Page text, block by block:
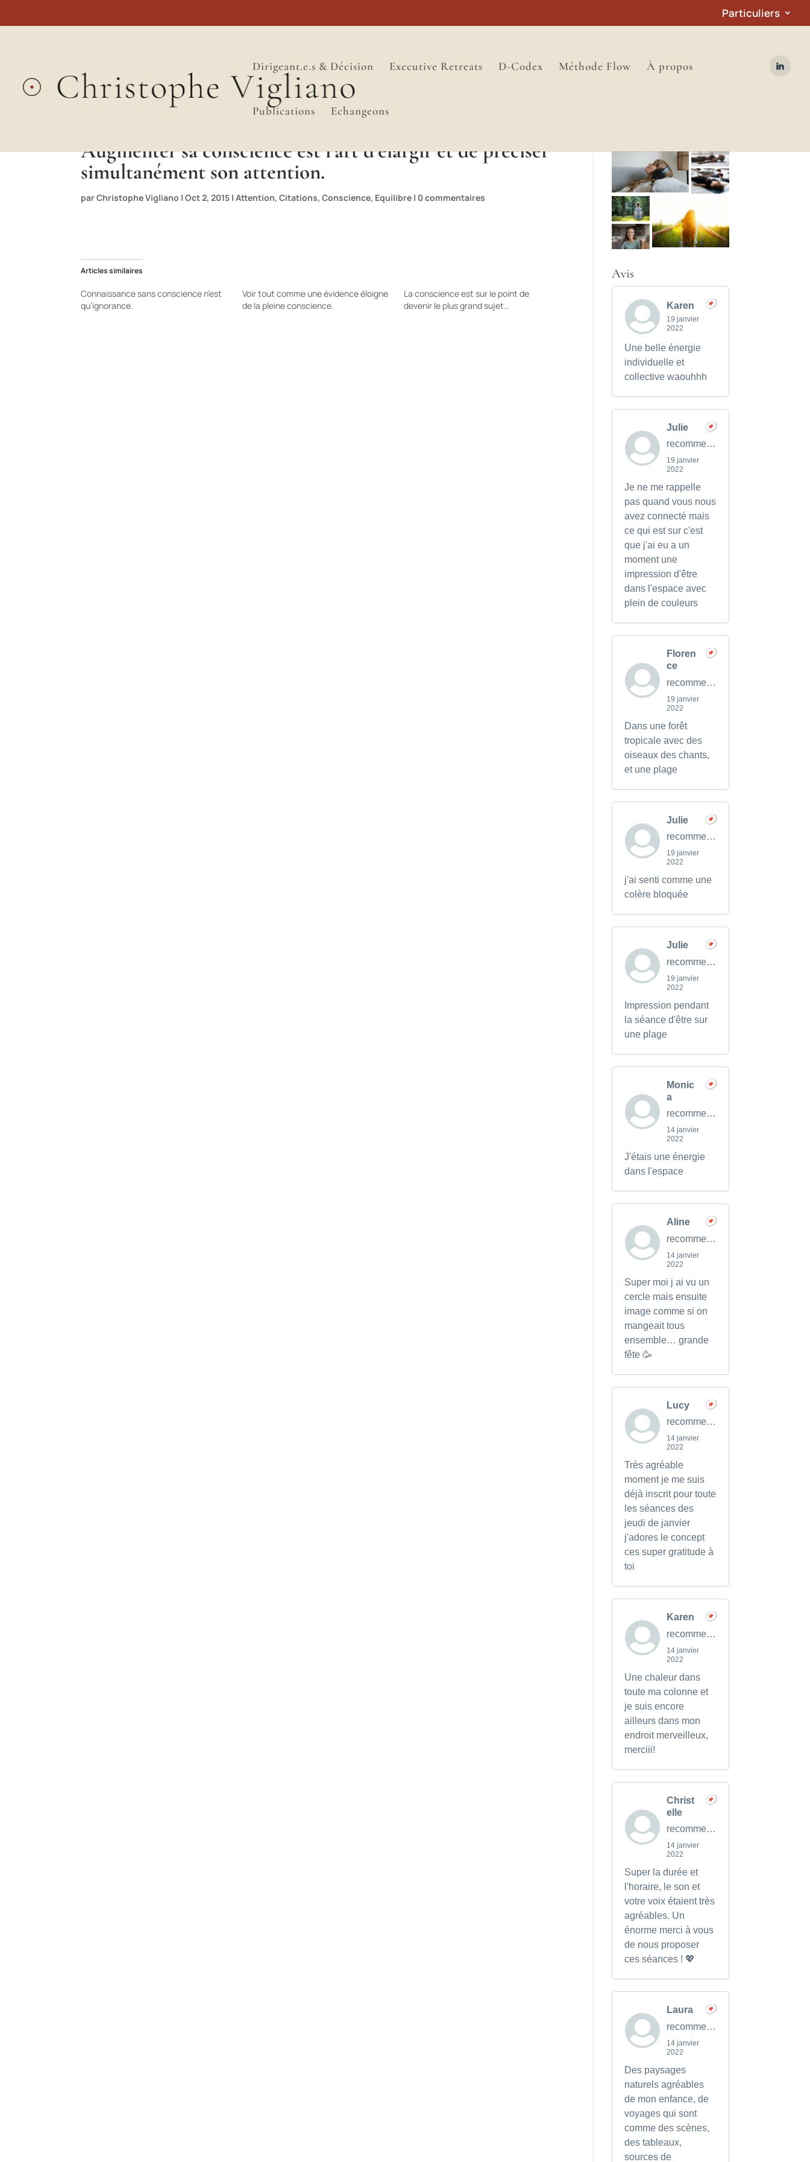
Particuliers
Dirigeant.e.s & Décision Executive Retreats D-Codex Méthode Flow À propos
Publications Echangeons
Augmenter sa conscience est l’art d’élargir et de préciser
simultanément son attention.
parChristophe Vigliano |Oct 2, 2015 |Attention,Citations,Conscience, Equilibre | 0 commentaires
Articles similaires
Connaissance sans conscience n’est
qu’ignorance.
Voir tout comme une évidence éloigne
de la pleine conscience.
La conscience est sur le point de
devenir le plus grand sujet…
Avis
Karen
19 janvier
2022
Une belle énergie
individuelle et
collective waouhhh
Julie
recommends
19 janvier
2022
Je ne me rappelle
pas quand vous nous
avez connecté mais
ce qui est sur c'est
que j'ai eu a un
moment une
impression d'être
dans l'espace avec
plein de couleurs
Floren
ce
recommends
19 janvier
2022
Dans une forêt
tropicale avec des
oiseaux des chants,
et une plage
Julie
recommends
19 janvier
2022
j'ai senti comme une
colère bloquée
Julie
recommends
19 janvier
2022
Impression pendant
la séance d'être sur
une plage
Monic
a
recommends
14 janvier
2022
J'étais une énergie
dans l'espace
Aline
recommends
14 janvier
2022
Super moi j ai vu un
cercle mais ensuite
image comme si on
mangeait tous
ensemble… grande
fête 🥳
Lucy
recommends
14 janvier
2022
Très agréable
moment je me suis
déjà inscrit pour toute
les séances des
jeudi de janvier
j'adores le concept
ces super gratitude à
toi
Karen
recommends
14 janvier
2022
Une chaleur dans
toute ma colonne et
je suis encore
ailleurs dans mon
endroit merveilleux,
merciii!
Christ
elle
recommends
14 janvier
2022
Super la durée et
l'horaire, le son et
votre voix étaient très
agréables. Un
énorme merci à vous
de nous proposer
ces séances ! 💖
Laura
recommends
14 janvier
2022
Des paysages
naturels agréables
de mon enfance, de
voyages qui sont
comme des scènes,
des tableaux,
sources de